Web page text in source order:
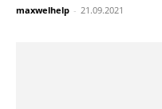
maxwelhelp - 21.09.2021